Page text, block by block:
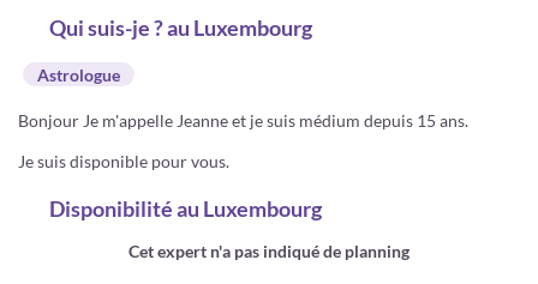
Qui suis-je ? au Luxembourg
Astrologue
Bonjour Je m'appelle Jeanne et je suis médium depuis 15 ans.
Je suis disponible pour vous.
Disponibilitéau Luxembourg
Cet expert n'a pas indiqué de planning